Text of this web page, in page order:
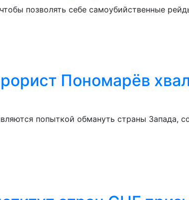
позволять себе самоубийственные
Пономарёв
попыткой обмануть страны Запада,